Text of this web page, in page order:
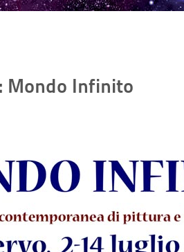
Mondo Infinito